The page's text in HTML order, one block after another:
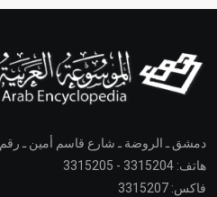
دمشق ـ الروضة ـ شارع قاسم أمين ـ رقم 39
هاتف: 3315204 - 3315205
فاكس: 3315207